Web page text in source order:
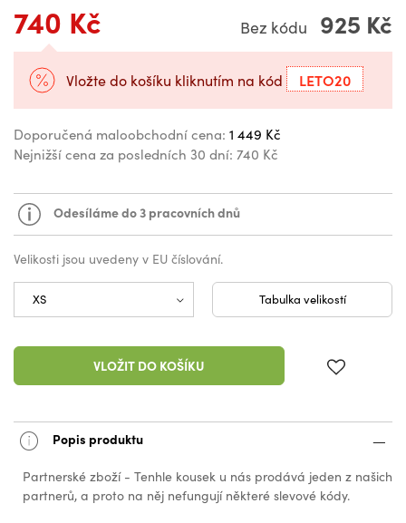
740 Kč Bez kódu 925 Kč
Vložte do košíku kliknutím na kód LETO20
Doporučená maloobchodní cena: 1 449 Kč
Nejnižší cena za posledních 30 dní: 740 Kč
Odesíláme do 3 pracovních dnů
Velikosti jsou uvedeny v EU číslování.
Tabulka velikostí
VLOŽIT DO KOŠÍKU
Popis produktu
Partnerské zboží - Tenhle kousek u nás prodává jeden z našich
partnerů, a proto na něj nefungují některé slevové kódy.